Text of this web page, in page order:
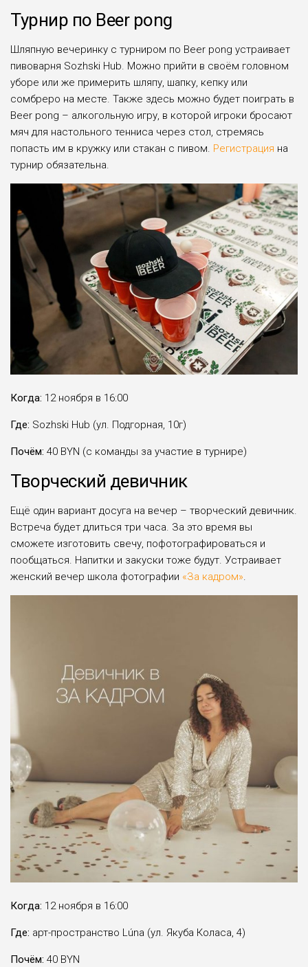
Турнир по Beer pong
Шляпную вечеринку с турниром по Beer pong устраивает
пивоварня Sozhski Hub. Можно прийти в своём головном
уборе или же примерить шляпу, шапку, кепку или
сомбреро на месте. Также здесь можно будет поиграть в
Beer pong – алкогольную игру, в которой игроки бросают
мяч для настольного тенниса через стол, стремясь
попасть им в кружку или стакан с пивом. Регистрация на
турнир обязательна.
Когда: 12 ноября в 16:00
Где: Sozhski Hub (ул. Подгорная, 10г)
Почём: 40 BYN (с команды за участие в турнире)
Творческий девичник
Ещё один вариант досуга на вечер – творческий девичник.
Встреча будет длиться три часа. За это время вы
сможете изготовить свечу, пофотографироваться и
пообщаться. Напитки и закуски тоже будут. Устраивает
женский вечер школа фотографии «За кадром».
Когда: 12 ноября в 16:00
Где: арт-пространство Lúna (ул. Якуба Коласа, 4)
Почём: 40 BYN